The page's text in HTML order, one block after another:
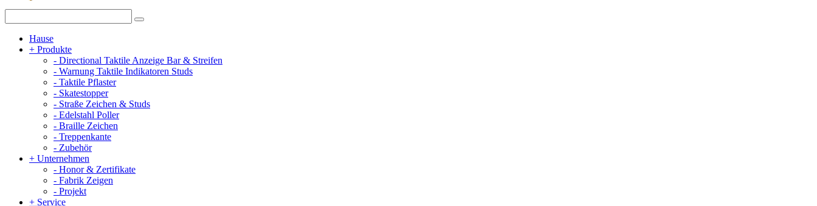
Hause
+ Produkte
- Directional Taktile Anzeige Bar & Streifen
- Warnung Taktile Indikatoren Studs
- Taktile Pflaster
- Skatestopper
- Straße Zeichen & Studs
- Edelstahl Poller
- Braille Zeichen
- Treppenkante
- Zubehör
+ Unternehmen
- Honor & Zertifikate
- Fabrik Zeigen
- Projekt
+ Service